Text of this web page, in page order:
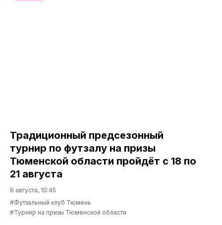
Традиционный предсезонный
турнир по футзалу на призы
Тюменской области пройдёт с 18 по
21 августа
6 августа, 10:45
#Футзальный клуб Тюмень
#Турнир на призы Тюменской области